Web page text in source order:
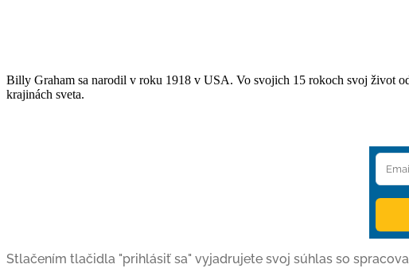
Billy Graham sa narodil v roku 1918 v USA. Vo svojich 15 rokoch svoj život
krajinách sveta.
Stlačením tlačidla "prihlásiť sa" vyjadrujete svoj súhlas so